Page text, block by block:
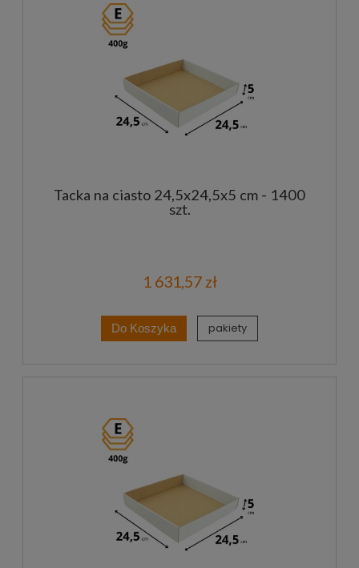
Tacka na ciasto 24,5x24,5x5 cm - 1400
szt.
1 631,57 zł
Do Koszyka pakiety